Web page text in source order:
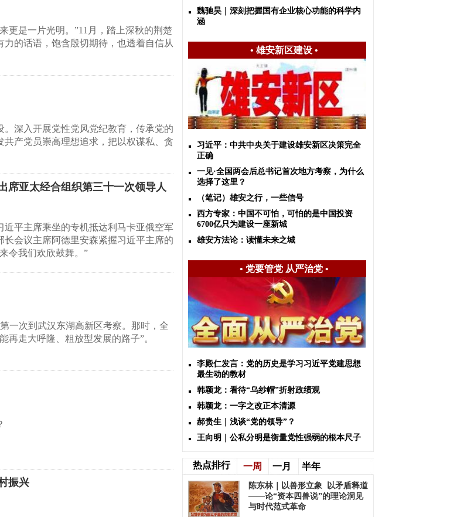
更是一片光明。”11月，踏上深秋的荆楚
力的话语，饱含殷切期待，也透着自信从
。深入开展党性党风党纪教育，传承党的
共产党员崇高理想追求，把以权谋私、贪
亚太经合组织第三十一次领导人
近平主席乘坐的专机抵达利马卡亚俄空军
长会议主席阿德里安森紧握习近平主席的
令我们欢欣鼓舞。”
一次到武汉东湖高新区考察。那时，全
再走大呼隆、粗放型发展的路子”。
振兴
魏驰昊｜深刻把握国有企业核心功能的科学内
涵
• 雄安新区建设•
习近平：中共中央关于建设雄安新区决策完全
正确
一见·全国两会后总书记首次地方考察，为什么
选择了这里？
（笔记）雄安之行，一些信号
西方专家：中国不可怕，可怕的是中国投资
6700亿只为建设一座新城
雄安方法论：读懂未来之城
• 党要管党 从严治党•
李殿仁发言：党的历史是学习习近平党建思想
最生动的教材
韩颖龙：看待“乌纱帽”折射政绩观
韩颖龙：一字之改正本清源
郝贵生｜浅谈“党的领导”？
王向明｜公私分明是衡量党性强弱的根本尺子
热点排行 一周 一月 半年
陈东林｜以兽形立象 以矛盾释道
——论“资本四兽说”的理论洞见
与时代范式革命